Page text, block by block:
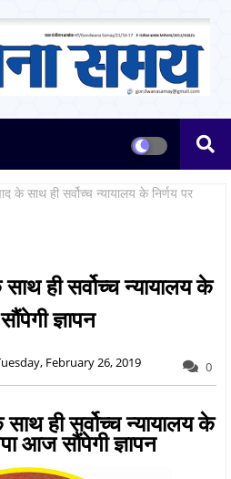
के साथ ही सर्वोच्च न्यायालय के निर्णय पर
ही सर्वोच्च न्यायालय के
ज्ञापन
February 26, 2019 0
ही सर्वोच्च न्यायालय के
आज सौंपेगी ज्ञापन